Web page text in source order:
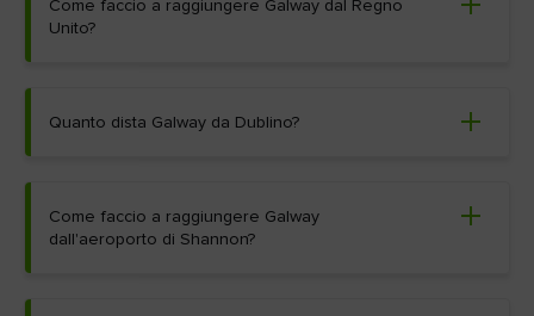
Come faccio a raggiungere Galway dal Regno
Unito?
Quanto dista Galway da Dublino?
Come faccio a raggiungere Galway
dall'aeroporto di Shannon?